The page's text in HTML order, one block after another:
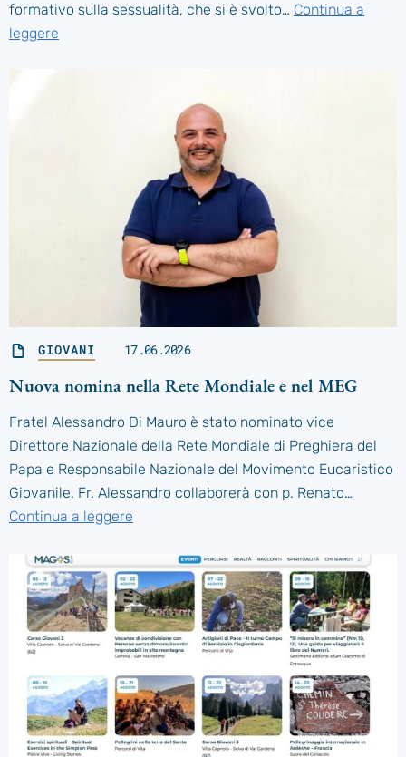
formativo sulla sessualità, che si è svolto… Continua a
leggere
GIOVANI 17.06.2026
Nuova nomina nella Rete Mondiale e nel MEG
Fratel Alessandro Di Mauro è stato nominato vice
Direttore Nazionale della Rete Mondiale di Preghiera del
Papa e Responsabile Nazionale del Movimento Eucaristico
Giovanile. Fr. Alessandro collaborerà con p. Renato…
Continua a leggere